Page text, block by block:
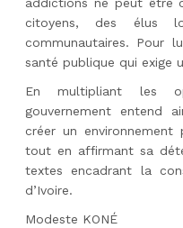
citoyens, des élus
communautaires. Pour
santé publique qui exige
En multipliant les
gouvernement entend
créer un
tout en affirmant sa
textes encadrant la
d’Ivoire.
Modeste KONÉ